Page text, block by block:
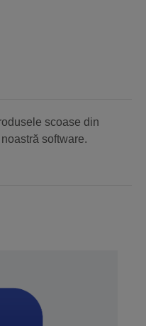
scoase din
software.